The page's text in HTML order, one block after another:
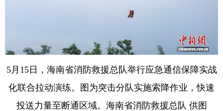
5月15日，海南省消防救援总队举行应急通信保障实战
化联合拉动演练。图为突击分队实施索降作业，快速
投送力量至断通区域。海南省消防救援总队 供图